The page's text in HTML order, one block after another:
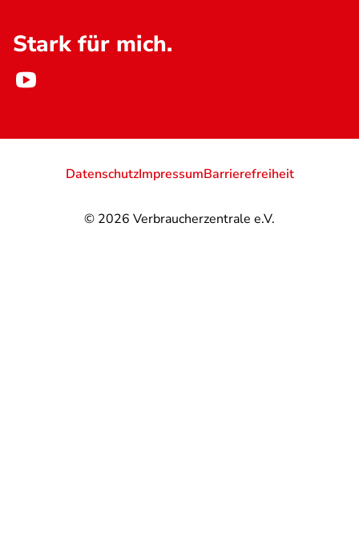
Stark für mich.
© 2026 Verbraucherzentrale e.V.
DatenschutzImpressumBarrierefreiheit